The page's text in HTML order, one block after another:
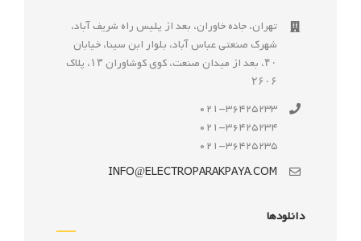
تهران، جاده خاوران، بعد از پليس راه شريف آباد،
شهرک صنعتى عباس آباد، بلوار ابن سينا، خيابان
۴۰، بعد از ميدان صنعت، كوی كوشاوران ۱۳، پلاک
۲۶۰۶
021-36425233
021-36425234
021-36425235
INFO@ELECTROPARAKPAYA.COM
دانلودها